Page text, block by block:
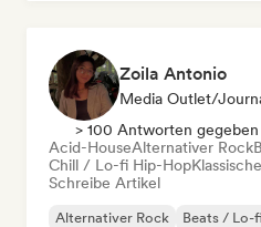
Zoila Antonio
Media Outlet/
> 100 Antworten gegeben
Acid-HouseAlternativer Rock
Chill / Lo-fi Hip-Hop
Schreibe Artikel
Alternativer Rock Beats / Lo-fi